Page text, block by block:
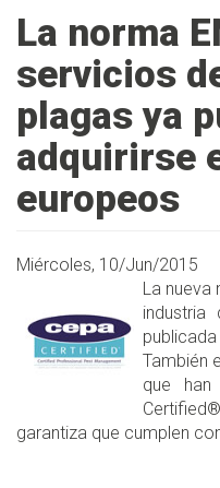
La norma
servicios
plagas ya
adquirirse
europeos
Miércoles, 10/Jun/2015
La nueva
También
que han
garantiza que cumplen